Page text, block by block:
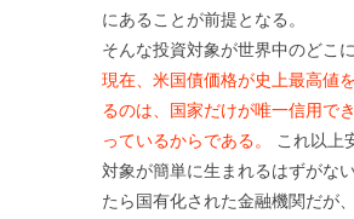
にあることが前提となる。
そんな投資対象が世界中のどこ
現在、米国債価格が史上最高値
るのは、国家だけが唯一信用で
っているからである。
これ以上
対象が簡単に生まれるはずがな
たら国有化された金融機関だが